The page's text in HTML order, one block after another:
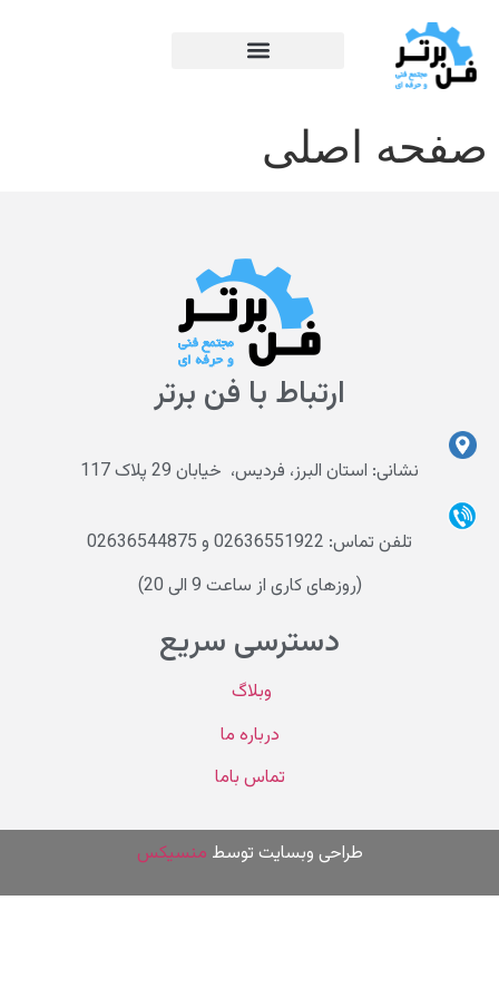
صفحه اصلی
ارتباط با فن برتر
نشانی: استان البرز، فردیس، خیابان 29 پلاک 117
تلفن تماس: 02636551922 و 02636544875
(روزهای کاری از ساعت 9 الی 20)
دسترسی سریع
وبلاگ
درباره ما
تماس باما
طراحی وبسایت توسط منسیکس